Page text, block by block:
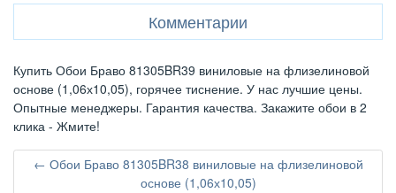
Комментарии
Купить Обои Браво 81305BR39 виниловые на флизелиновой
основе (1,06х10,05), горячее тиснение. У нас лучшие цены.
Опытные менеджеры. Гарантия качества. Закажите обои в 2
клика - Жмите!
← Обои Браво 81305BR38 виниловые на флизелиновой
основе (1,06х10,05)